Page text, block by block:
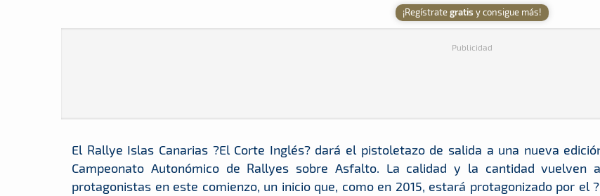
¡Regístrategratis y consigue más!
Publicidad
El Rallye Islas Canarias ?El Corte Inglés? dará el pistoletazo de salida a una nueva
Campeonato Autonómico de Rallyes sobre Asfalto. La calidad y la cantidad vuelven
protagonistas en este comienzo, un inicio que, como en 2015, estará protagonizado por el